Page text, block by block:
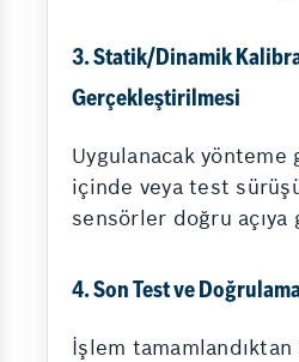
3. Statik/Dinamik
Gerçekleştirilmesi
Uygulanacak yönteme
içinde veya test
sensörler doğru
4. Son Test ve
İşlem